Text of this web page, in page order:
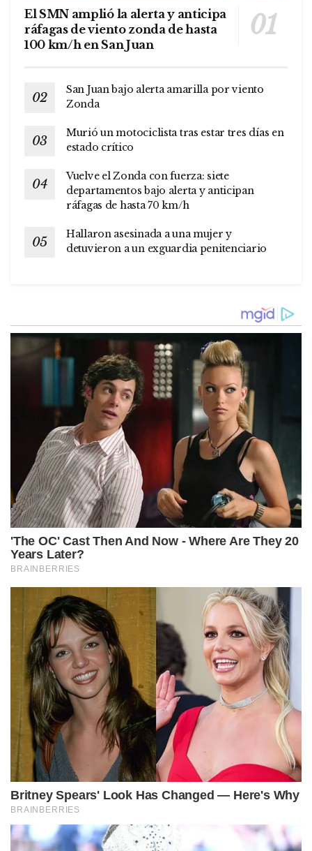
El SMN amplió la alerta y anticipa
ráfagas de viento zonda de hasta
100 km/h en San Juan
San Juan bajo alerta amarilla por viento
Zonda
Murió un motociclista tras estar tres días en
estado crítico
Vuelve el Zonda con fuerza: siete
departamentos bajo alerta y anticipan
ráfagas de hasta 70 km/h
Hallaron asesinada a una mujer y
detuvieron a un exguardia penitenciario